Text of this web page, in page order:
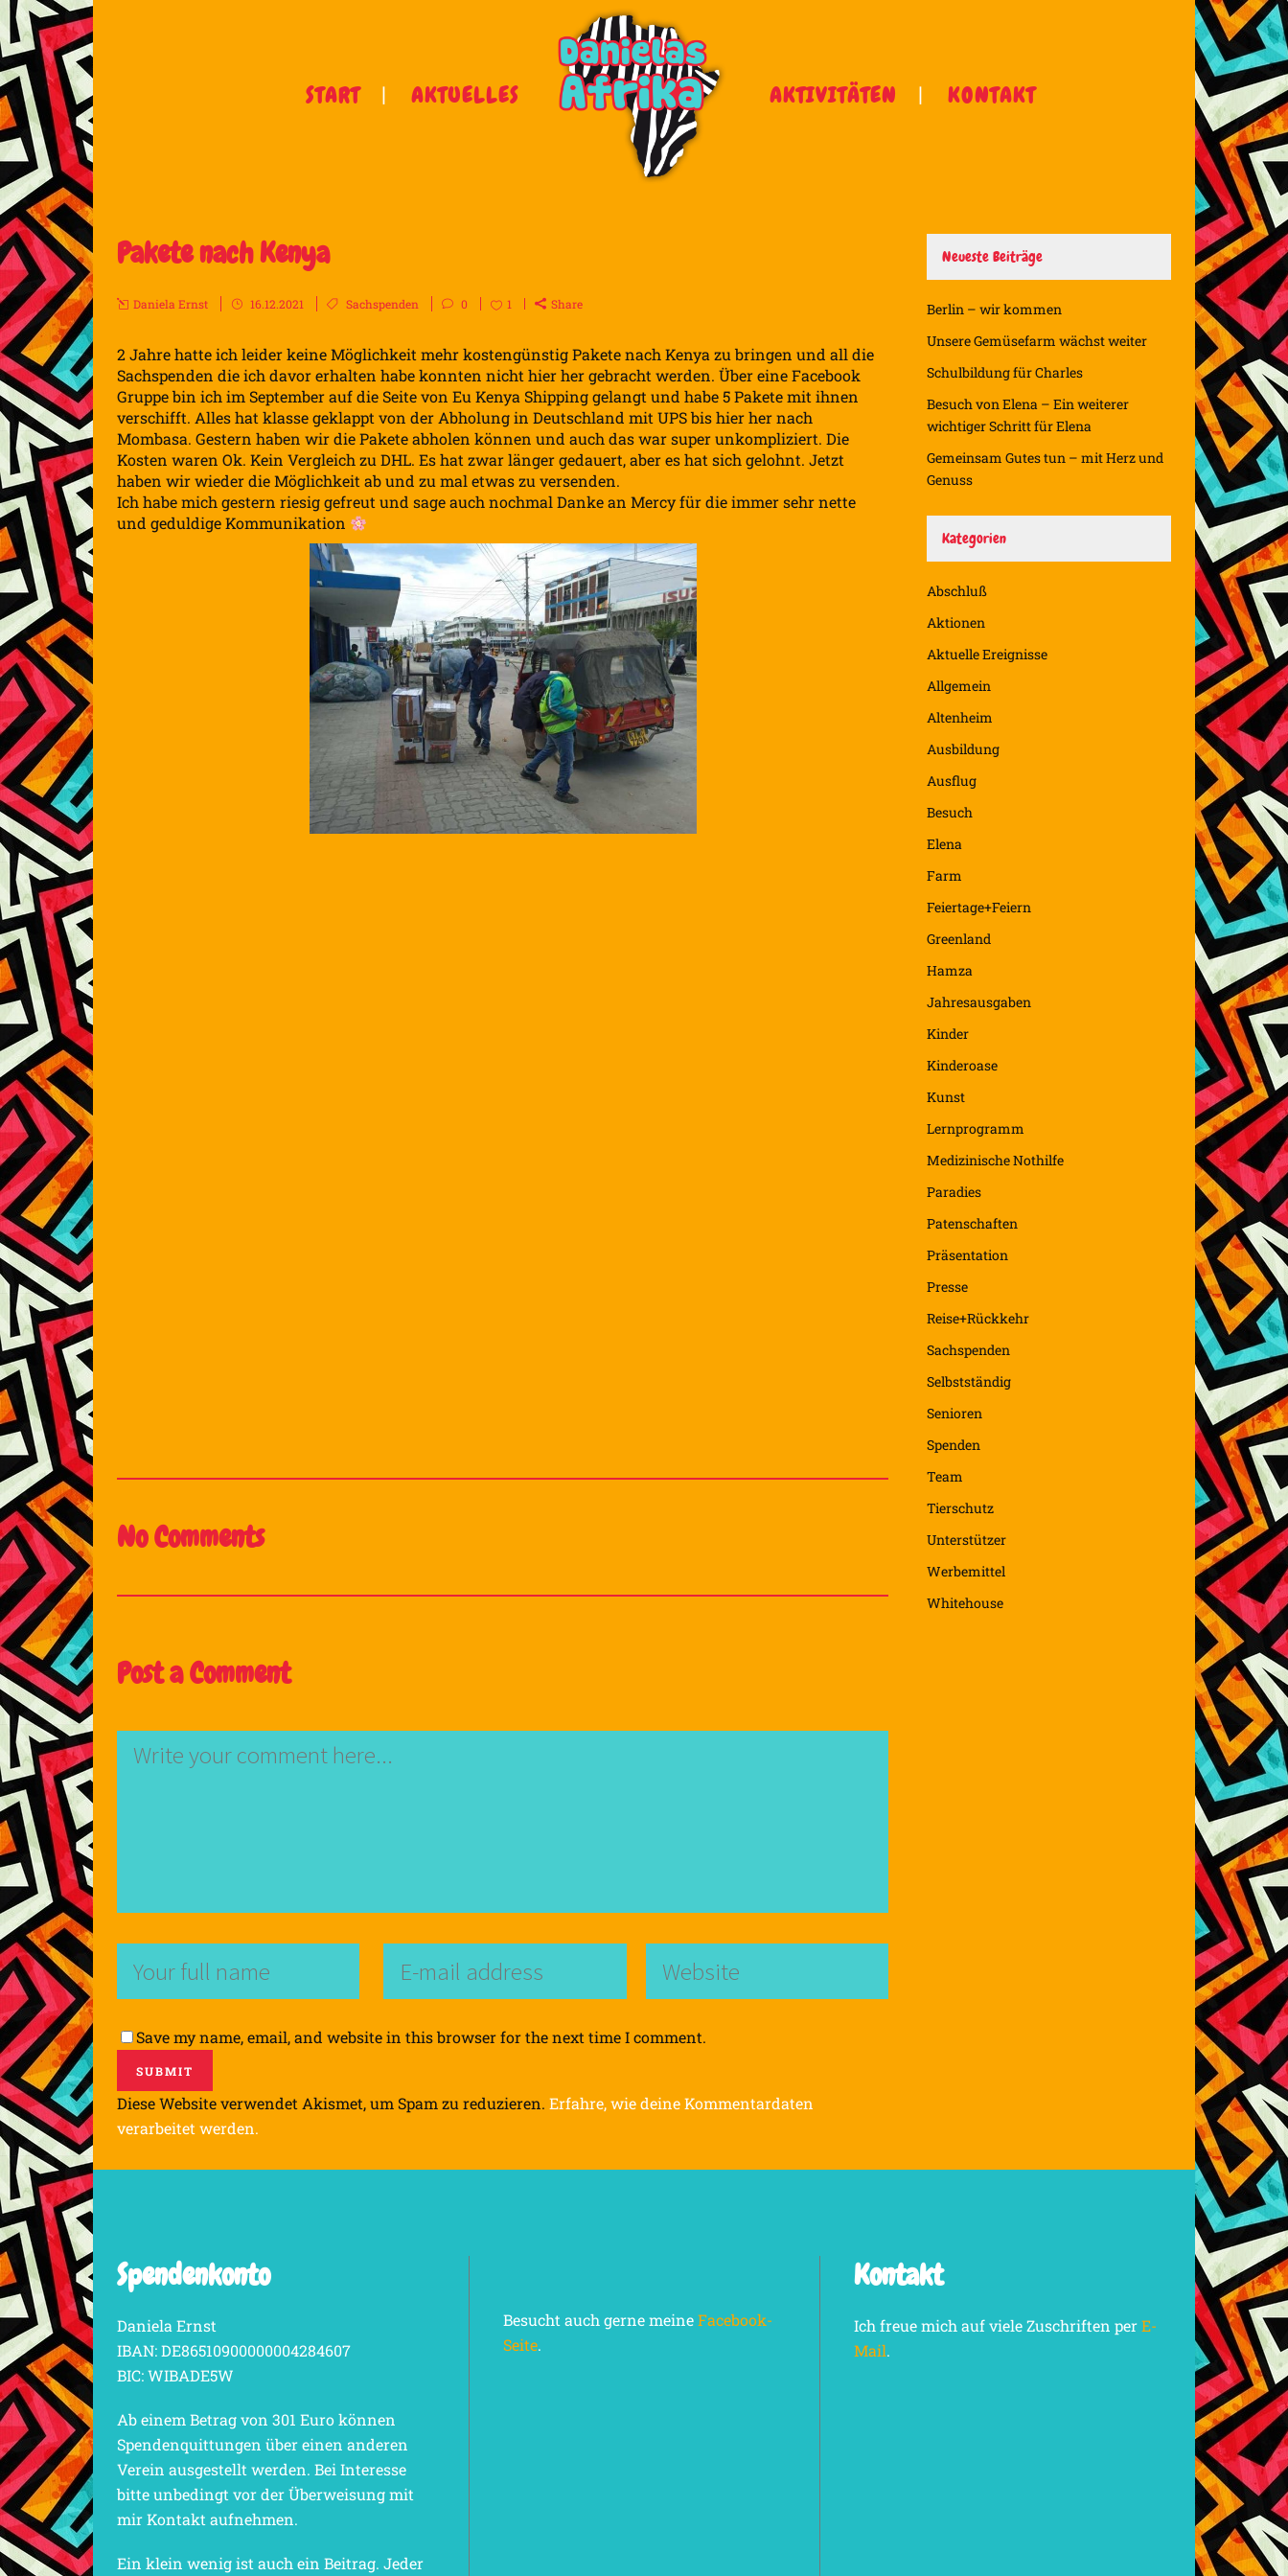
START AKTUELLES AKTIVITÄTEN KONTAKT
Pakete nach Kenya
Daniela Ernst 16.12.2021 Sachspenden 0 1 Share
2 Jahre hatte ich leider keine Möglichkeit mehr kostengünstig Pakete nach Kenya zu bringen und all die
Sachspenden die ich davor erhalten habe konnten nicht hier her gebracht werden. Über eine Facebook
Gruppe bin ich im September auf die Seite von Eu Kenya Shipping gelangt und habe 5 Pakete mit ihnen
verschifft. Alles hat klasse geklappt von der Abholung in Deutschland mit UPS bis hier her nach
Mombasa. Gestern haben wir die Pakete abholen können und auch das war super unkompliziert. Die
Kosten waren Ok. Kein Vergleich zu DHL. Es hat zwar länger gedauert, aber es hat sich gelohnt. Jetzt
haben wir wieder die Möglichkeit ab und zu mal etwas zu versenden.
Ich habe mich gestern riesig gefreut und sage auch nochmal Danke an Mercy für die immer sehr nette
und geduldige Kommunikation
No Comments
Post a Comment
Save my name, email, and website in this browser for the next time I comment.
Diese Website verwendet Akismet, um Spam zu reduzieren. Erfahre, wie deine Kommentardaten
verarbeitet werden.
Neueste Beiträge
Berlin – wir kommen
Unsere Gemüsefarm wächst weiter
Schulbildung für Charles
Besuch von Elena – Ein weiterer
wichtiger Schritt für Elena
Gemeinsam Gutes tun – mit Herz und
Genuss
Kategorien
Abschluß
Aktionen
Aktuelle Ereignisse
Allgemein
Altenheim
Ausbildung
Ausflug
Besuch
Elena
Farm
Feiertage+Feiern
Greenland
Hamza
Jahresausgaben
Kinder
Kinderoase
Kunst
Lernprogramm
Medizinische Nothilfe
Paradies
Patenschaften
Präsentation
Presse
Reise+Rückkehr
Sachspenden
Selbstständig
Senioren
Spenden
Team
Tierschutz
Unterstützer
Werbemittel
Whitehouse
Spendenkonto
Daniela Ernst
IBAN: DE86510900000004284607
BIC: WIBADE5W
Ab einem Betrag von 301 Euro können
Spendenquittungen über einen anderen
Verein ausgestellt werden. Bei Interesse
bitte unbedingt vor der Überweisung mit
mir Kontakt aufnehmen.
Ein klein wenig ist auch ein Beitrag. Jeder
Besucht auch gerne meineFacebook-
Seite.
Kontakt
Ich freue mich auf viele Zuschriften perE-
Mail.